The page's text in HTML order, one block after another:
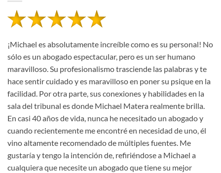
¡Michael es absolutamente increíble como es su personal! No
sólo es un abogado espectacular, pero es un ser humano
maravilloso. Su profesionalismo trasciende las palabras y te
hace sentir cuidado y es maravilloso en poner su psique en la
facilidad. Por otra parte, sus conexiones y habilidades en la
sala del tribunal es donde Michael Matera realmente brilla.
En casi 40 años de vida, nunca he necesitado un abogado y
cuando recientemente me encontré en necesidad de uno, él
vino altamente recomendado de múltiples fuentes. Me
gustaría y tengo la intención de, refiriéndose a Michael a
cualquiera que necesite un abogado que tiene su mejor